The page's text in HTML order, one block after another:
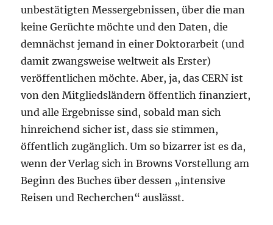
unbestätigten Messergebnissen, über die man
keine Gerüchte möchte und den Daten, die
demnächst jemand in einer Doktorarbeit (und
damit zwangsweise weltweit als Erster)
veröffentlichen möchte. Aber, ja, das CERN ist
von den Mitgliedsländern öffentlich finanziert,
und alle Ergebnisse sind, sobald man sich
hinreichend sicher ist, dass sie stimmen,
öffentlich zugänglich. Um so bizarrer ist es da,
wenn der Verlag sich in Browns Vorstellung am
Beginn des Buches über dessen „intensive
Reisen und Recherchen“ auslässt.